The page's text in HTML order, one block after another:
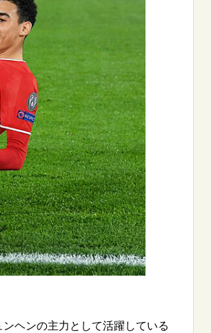
ヘンの主力として活躍している